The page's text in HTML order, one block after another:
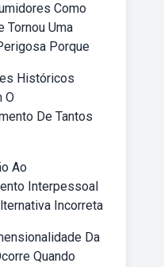
Como
Tornou Uma
Porque
Históricos
O
De Tantos
Ao
Interpessoal
Incorreta
Da
Quando